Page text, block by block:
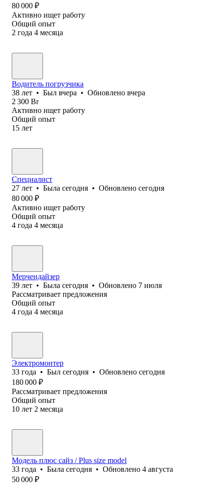
80 000 ₽
Активно ищет работу
Общий опыт
2 года 4 месяца
Водитель погрузчика
38 лет • Был вчера • Обновлено вчера
2 300 Br
Активно ищет работу
Общий опыт
15 лет
Специалист
27 лет • Была сегодня • Обновлено сегодня
80 000 ₽
Активно ищет работу
Общий опыт
4 года 4 месяца
Мерчендайзер
39 лет • Была сегодня • Обновлено 7 июля
Рассматривает предложения
Общий опыт
4 года 4 месяца
Электромонтер
33 года • Был сегодня • Обновлено сегодня
180 000 ₽
Рассматривает предложения
Общий опыт
10 лет 2 месяца
Модель плюс сайз / Plus size model
33 года • Была сегодня • Обновлено 4 августа
50 000 ₽